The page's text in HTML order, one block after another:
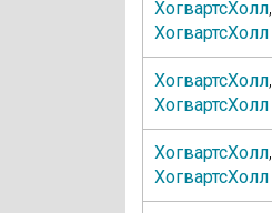
ХогвартсХолл,
ХогвартсХолл
ХогвартсХолл,
ХогвартсХолл
ХогвартсХолл,
ХогвартсХолл